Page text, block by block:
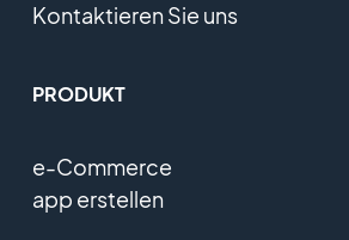
Kontaktieren Sie uns
PRODUKT
e-Commerce
app erstellen